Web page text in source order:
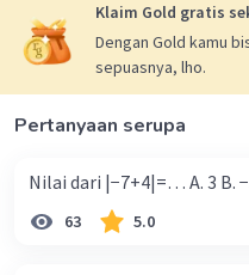
Beri Rating·4.0
Klaim Gold gratis
Dengan Gold kamu
sepuasnya, lho.
Pertanyaan serupa
Nilai dari
63 5.0